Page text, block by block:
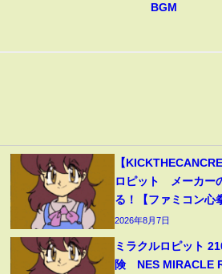
BGM
【
ロピット メーカー
る！【ファミコン心
2026年8月7日
ミラクルロピット
険 NES MIRACLE